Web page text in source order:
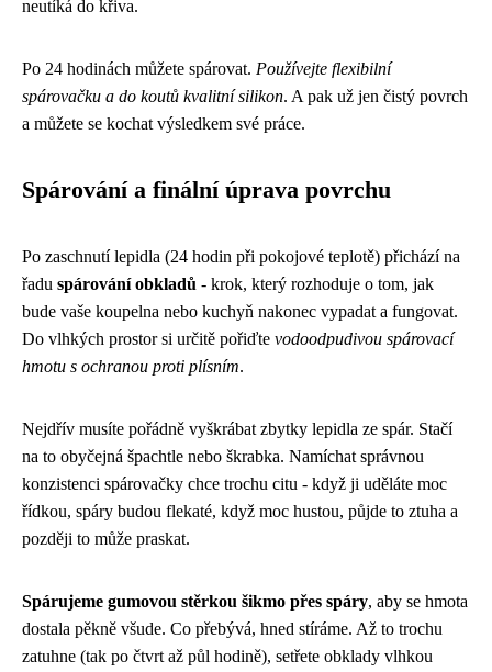
neutíká do křiva.
Po 24 hodinách můžete spárovat. Používejte flexibilní
spárovačku a do koutů kvalitní silikon. A pak už jen čistý povrch
a můžete se kochat výsledkem své práce.
Spárování a finální úprava povrchu
Po zaschnutí lepidla (24 hodin při pokojové teplotě) přichází na
řadu spárování obkladů - krok, který rozhoduje o tom, jak
bude vaše koupelna nebo kuchyň nakonec vypadat a fungovat.
Do vlhkých prostor si určitě pořiďte vodoodpudivou spárovací
hmotu s ochranou proti plísním.
Nejdřív musíte pořádně vyškrábat zbytky lepidla ze spár. Stačí
na to obyčejná špachtle nebo škrabka. Namíchat správnou
konzistenci spárovačky chce trochu citu - když ji uděláte moc
řídkou, spáry budou flekaté, když moc hustou, půjde to ztuha a
později to může praskat.
Spárujeme gumovou stěrkou šikmo přes spáry, aby se hmota
dostala pěkně všude. Co přebývá, hned stíráme. Až to trochu
zatuhne (tak po čtvrt až půl hodině), setřete obklady vlhkou